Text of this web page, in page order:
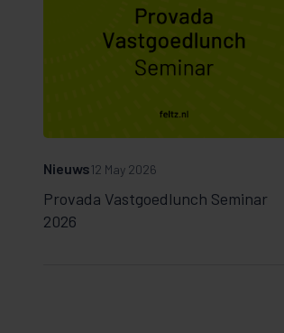
Provada Vastgoedlunch Seminar
2026
Nieuws12 May 2026